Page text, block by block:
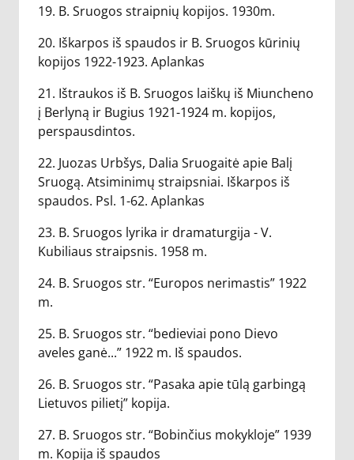
19. B. Sruogos straipnių kopijos. 1930m.
20. Iškarpos iš spaudos ir B. Sruogos kūrinių
kopijos 1922-1923. Aplankas
21. Ištraukos iš B. Sruogos laiškų iš Miuncheno
į Berlyną ir Bugius 1921-1924 m. kopijos,
perspausdintos.
22. Juozas Urbšys, Dalia Sruogaitė apie Balį
Sruogą. Atsiminimų straipsniai. Iškarpos iš
spaudos. Psl. 1-62. Aplankas
23. B. Sruogos lyrika ir dramaturgija - V.
Kubiliaus straipsnis. 1958 m.
24. B. Sruogos str. “Europos nerimastis” 1922
m.
25. B. Sruogos str. “bedieviai pono Dievo
aveles ganė...” 1922 m. Iš spaudos.
26. B. Sruogos str. “Pasaka apie tūlą garbingą
Lietuvos pilietį” kopija.
27. B. Sruogos str. “Bobinčius mokykloje” 1939
m. Kopija iš spaudos